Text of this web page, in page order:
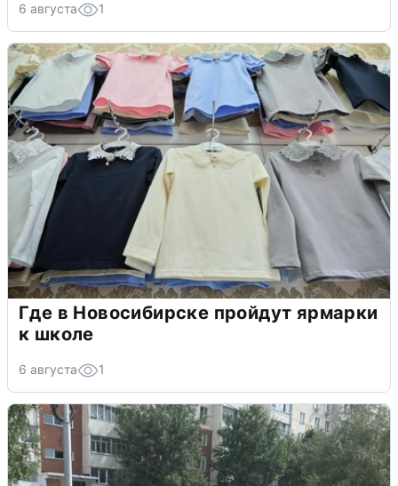
6 августа 1
Где в Новосибирске пройдут ярмарки
к школе
6 августа 1